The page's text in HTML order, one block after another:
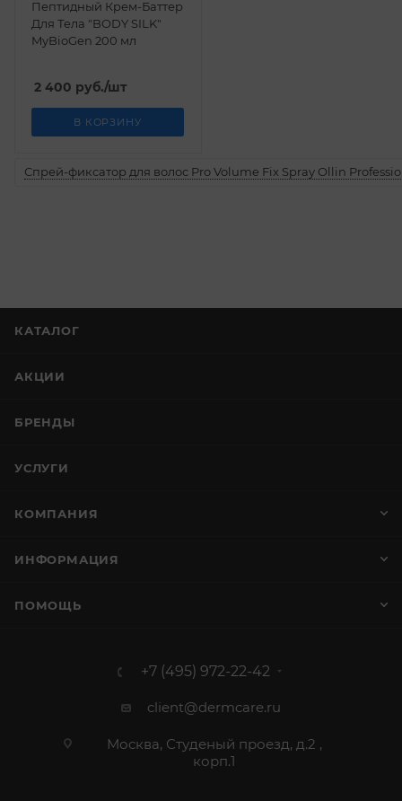
Пептидный Крем-Баттер
Для Тела "BODY SILK"
MyBioGen 200 мл
2 400 руб./шт
В КОРЗИНУ
Спрей-фиксатор для волос Pro Volume Fix Spray Ollin
КАТАЛОГ
АКЦИИ
БРЕНДЫ
УСЛУГИ
КОМПАНИЯ
ИНФОРМАЦИЯ
ПОМОЩЬ
+7 (495) 972-22-42
client@dermcare.ru
Москва, Студеный проезд, д.2 ,
корп.1